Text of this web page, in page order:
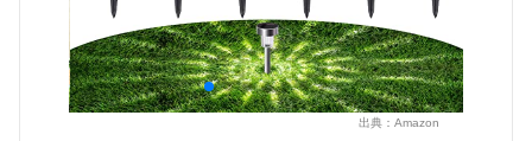
出典： Amazon